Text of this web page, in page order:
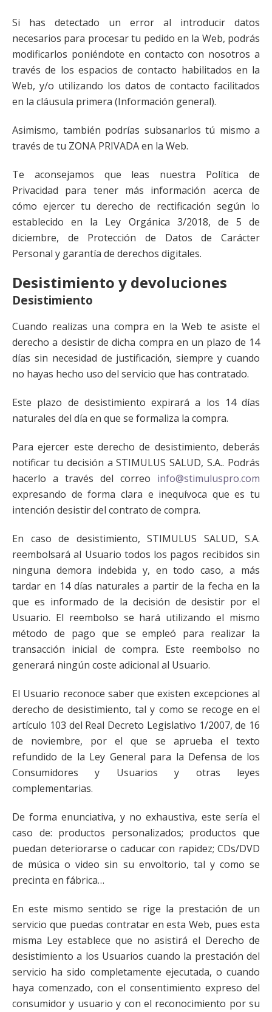
Si has detectado un error al introducir datos
necesarios para procesar tu pedido en la Web, podrás
modificarlos poniéndote en contacto con nosotros a
través de los espacios de contacto habilitados en la
Web, y/o utilizando los datos de contacto facilitados
en la cláusula primera (Información general).
Asimismo, también podrías subsanarlos tú mismo a
través de tu ZONA PRIVADA en la Web.
Te aconsejamos que leas nuestra Política de
Privacidad para tener más información acerca de
cómo ejercer tu derecho de rectificación según lo
establecido en la Ley Orgánica 3/2018, de 5 de
diciembre, de Protección de Datos de Carácter
Personal y garantía de derechos digitales.
Desistimiento y devoluciones
Desistimiento
Cuando realizas una compra en la Web te asiste el
derecho a desistir de dicha compra en un plazo de 14
días sin necesidad de justificación, siempre y cuando
no hayas hecho uso del servicio que has contratado.
Este plazo de desistimiento expirará a los 14 días
naturales del día en que se formaliza la compra.
Para ejercer este derecho de desistimiento, deberás
notificar tu decisión a STIMULUS SALUD, S.A.. Podrás
hacerlo a través del correo info@stimuluspro.com
expresando de forma clara e inequívoca que es tu
intención desistir del contrato de compra.
En caso de desistimiento, STIMULUS SALUD, S.A.
reembolsará al Usuario todos los pagos recibidos sin
ninguna demora indebida y, en todo caso, a más
tardar en 14 días naturales a partir de la fecha en la
que es informado de la decisión de desistir por el
Usuario. El reembolso se hará utilizando el mismo
método de pago que se empleó para realizar la
transacción inicial de compra. Este reembolso no
generará ningún coste adicional al Usuario.
El Usuario reconoce saber que existen excepciones al
derecho de desistimiento, tal y como se recoge en el
artículo 103 del Real Decreto Legislativo 1/2007, de 16
de noviembre, por el que se aprueba el texto
refundido de la Ley General para la Defensa de los
Consumidores y Usuarios y otras leyes
complementarias.
De forma enunciativa, y no exhaustiva, este sería el
caso de: productos personalizados; productos que
puedan deteriorarse o caducar con rapidez; CDs/DVD
de música o video sin su envoltorio, tal y como se
precinta en fábrica…
En este mismo sentido se rige la prestación de un
servicio que puedas contratar en esta Web, pues esta
misma Ley establece que no asistirá el Derecho de
desistimiento a los Usuarios cuando la prestación del
servicio ha sido completamente ejecutada, o cuando
haya comenzado, con el consentimiento expreso del
consumidor y usuario y con el reconocimiento por su